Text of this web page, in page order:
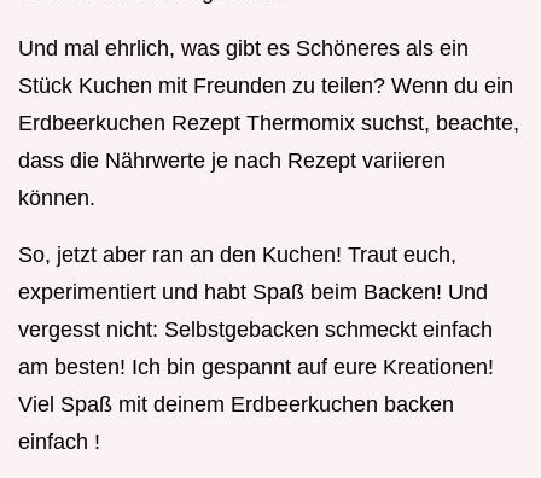
Und mal ehrlich, was gibt es Schöneres als ein
Stück Kuchen mit Freunden zu teilen? Wenn du ein
Erdbeerkuchen Rezept Thermomix suchst, beachte,
dass die Nährwerte je nach Rezept variieren
können.
So, jetzt aber ran an den Kuchen! Traut euch,
experimentiert und habt Spaß beim Backen! Und
vergesst nicht: Selbstgebacken schmeckt einfach
am besten! Ich bin gespannt auf eure Kreationen!
Viel Spaß mit deinem Erdbeerkuchen backen
einfach !